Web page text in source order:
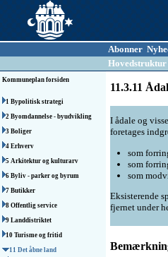
Abonner
Hovedstruktur
Kommuneplan forsiden
1 Bypolitisk strategi
2 Byomdannelse - byudvikling
3 Boliger
4 Erhverv
5 Arkitektur og kulturarv
6 Byliv - parker og byrum
7 Butikker
8 Offentlig service
9 Landdistriktet
10 Turisme og fritid
11 Det åbne land
11.3.11
I ådale og
foretages
som
som
som
Eksisterende
fjernet under